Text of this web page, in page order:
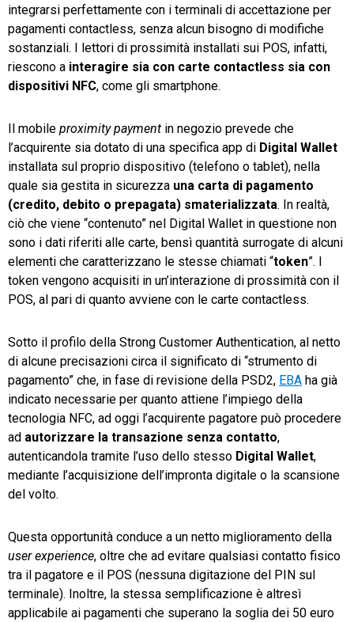
integrarsi perfettamente con i terminali di accettazione per
pagamenti contactless, senza alcun bisogno di modifiche
sostanziali. I lettori di prossimità installati sui POS, infatti,
riescono a interagire sia con carte contactless sia con
dispositivi NFC, come gli smartphone.
Il mobile proximity payment in negozio prevede che
l’acquirente sia dotato di una specifica app di Digital Wallet
installata sul proprio dispositivo (telefono o tablet), nella
quale sia gestita in sicurezza una carta di pagamento
(credito, debito o prepagata) smaterializzata. In realtà,
ciò che viene “contenuto” nel Digital Wallet in questione non
sono i dati riferiti alle carte, bensì quantità surrogate di alcuni
elementi che caratterizzano le stesse chiamati “token”. I
token vengono acquisiti in un’interazione di prossimità con il
POS, al pari di quanto avviene con le carte contactless.
Sotto il profilo della Strong Customer Authentication, al netto
di alcune precisazioni circa il significato di “strumento di
pagamento” che, in fase di revisione della PSD2, EBA ha già
indicato necessarie per quanto attiene l’impiego della
tecnologia NFC, ad oggi l’acquirente pagatore può procedere
ad autorizzare la transazione senza contatto,
autenticandola tramite l’uso dello stesso Digital Wallet,
mediante l’acquisizione dell’impronta digitale o la scansione
del volto.
Questa opportunità conduce a un netto miglioramento della
user experience, oltre che ad evitare qualsiasi contatto fisico
tra il pagatore e il POS (nessuna digitazione del PIN sul
terminale). Inoltre, la stessa semplificazione è altresì
applicabile ai pagamenti che superano la soglia dei 50 euro